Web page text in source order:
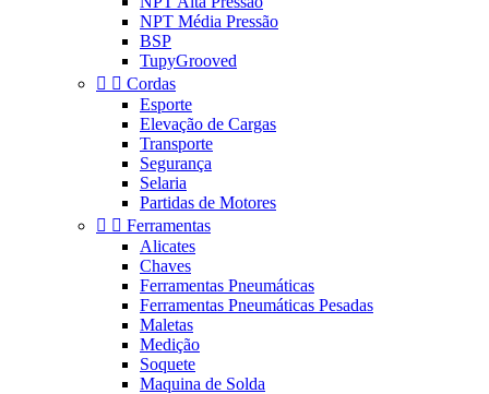
NPT Média Pressão
BSP
TupyGrooved
  Cordas
Esporte
Elevação de Cargas
Transporte
Segurança
Selaria
Partidas de Motores
  Ferramentas
Alicates
Chaves
Ferramentas Pneumáticas
Ferramentas Pneumáticas Pesadas
Maletas
Medição
Soquete
Maquina de Solda